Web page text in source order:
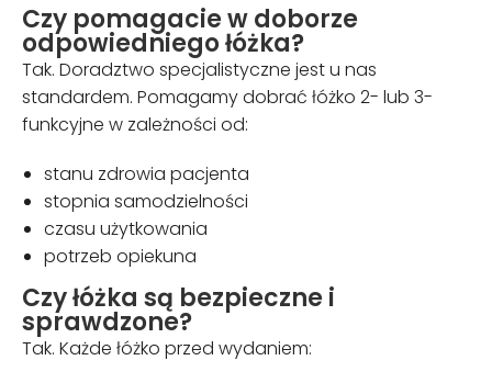
Czy pomagacie w doborze
odpowiedniego łóżka?
Tak. Doradztwo specjalistyczne jest u nas
standardem. Pomagamy dobrać łóżko 2- lub 3-
funkcyjne w zależności od:
stanu zdrowia pacjenta
stopnia samodzielności
czasu użytkowania
potrzeb opiekuna
Czy łóżka są bezpieczne i
sprawdzone?
Tak. Każde łóżko przed wydaniem: